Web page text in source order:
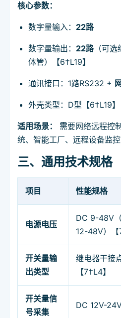
核心参数：
数字量输入： 22路
数字量输出： 22路（可选
体管）【6†L19】
通讯接口：1路RS232 +
外壳类型：D型【6†L19】
适用场景：
需要网络远程控
统、智能工厂、远程设备监控
三、通用技术规格
项目 性能规格
电源电压
DC 9-48V
12-48V）【
开关量输
出类型
继电器干接
【7†L4】
开关量信
号采集
DC 12V-